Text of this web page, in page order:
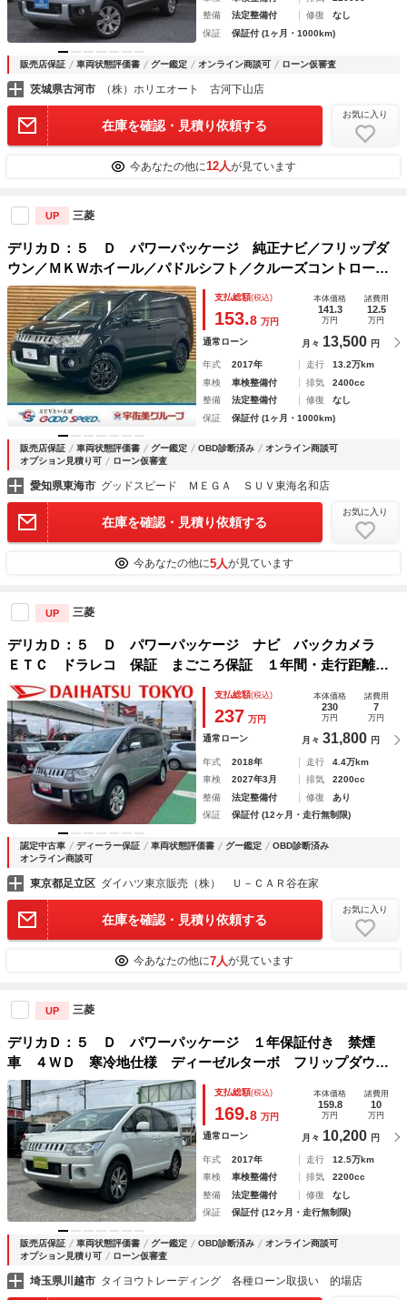
整備
法定整備付 修復
なし
保証
保証付 (1ヶ月・1000km)
販売店保証 車両状態評価書 グー鑑定 オンライン商談可 ローン仮審査
茨城県古河市 （株）ホリエオート 古河下山店
在庫を確認・見積り依頼する
お気に入り
今あなたの他に12人が見ています
UP 三菱
デリカＤ：５ Ｄ パワーパッケージ 純正ナビ／フリップダ
ウン／ＭＫＷホイール／パドルシフト／クルーズコントロール
／シートヒーター／両側電動パワスラ／ＥＴＣ／オートライト
／オールテレンホワイトレター／横滑り防止装置／３列シート
／オートＡＣ
支払総額(税込)
153.8 万円
本体価格
141.3
万円
諸費用
12.5
万円
通常ローン 月々 13,500 円
年式 2017年 走行
13.2万km
車検
車検整備付 排気
2400cc
整備
法定整備付 修復
なし
保証
保証付 (1ヶ月・1000km)
販売店保証 車両状態評価書 グー鑑定 OBD診断済み
オンライン商談可
オプション見積り可
ローン仮審査
愛知県東海市 グッドスピード ＭＥＧＡ ＳＵＶ東海名和店
在庫を確認・見積り依頼する
お気に入り
今あなたの他に5人が見ています
UP 三菱
デリカＤ：５ Ｄ パワーパッケージ ナビ バックカメラ
ＥＴＣ ドラレコ 保証 まごころ保証 １年間・走行距離無
制限付き 両側電動スライドドア オートクルーズコントロー
ル シートヒーター パドルシフト ステアリングスイッチ
スマートキー ８人乗り 電動格納ミラー
支払総額(税込)
237 万円
本体価格
230
万円
諸費用
7
万円
通常ローン 月々 31,800 円
年式 2018年 走行
4.4万km
車検
2027年3月 排気
2200cc
整備
法定整備付 修復
あり
保証
保証付 (12ヶ月・走行無制限)
認定中古車 ディーラー保証 車両状態評価書 グー鑑定
OBD診断済み
オンライン商談可
東京都足立区 ダイハツ東京販売（株） Ｕ－ＣＡＲ谷在家
在庫を確認・見積り依頼する
お気に入り
今あなたの他に7人が見ています
UP 三菱
デリカＤ：５ Ｄ パワーパッケージ １年保証付き 禁煙
車 ４ＷＤ 寒冷地仕様 ディーゼルターボ フリップダウン
モニター シートヒーター 両側電動スライドドア ナビ Ｔ
Ｖ ＥＴＣ バックカメラ Ｂｌｕｅｔｏｏｔｈ 衝突安全ボ
ディ ８人乗り
支払総額(税込)
169.8 万円
本体価格
159.8
万円
諸費用
10
万円
通常ローン 月々 10,200 円
年式 2017年 走行
12.5万km
車検
車検整備付 排気
2200cc
整備
法定整備付 修復
なし
保証
保証付 (12ヶ月・走行無制限)
販売店保証 車両状態評価書 グー鑑定 OBD診断済み
オンライン商談可
オプション見積り可
ローン仮審査
埼玉県川越市 タイヨウトレーディング 各種ローン取扱い 的場店